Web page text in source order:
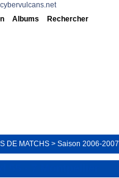
Albums Rechercher
DE MATCHS > Saison 2006-2007